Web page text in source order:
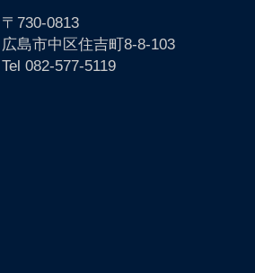
〒730-0813
広島市中区住吉町8-8-103
Tel 082-577-5119